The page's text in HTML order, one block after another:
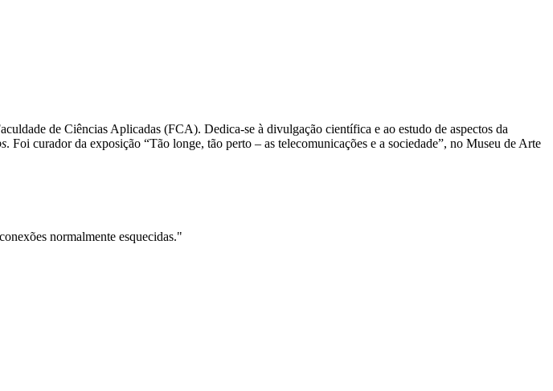
de Ciências Aplicadas (FCA). Dedica-se à divulgação científica e ao estudo de aspectos da
. Foi curador da exposição “Tão longe, tão perto – as telecomunicações e a sociedade”, no Museu de Arte
normalmente esquecidas."